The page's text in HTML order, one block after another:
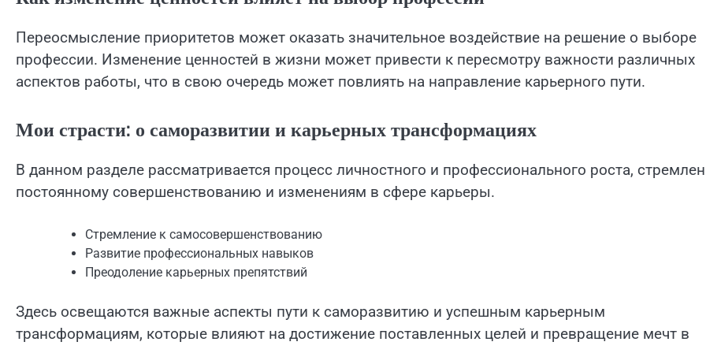
Переосмысление приоритетов может оказать значительное воздействие на решение о выборе
профессии. Изменение ценностей в жизни может привести к пересмотру важности различных
аспектов работы, что в свою очередь может повлиять на направление карьерного пути.
Мои страсти: о саморазвитии и карьерных трансформациях
В данном разделе рассматривается процесс личностного и профессионального роста,
постоянному совершенствованию и изменениям в сфере карьеры.
Стремление к самосовершенствованию
Развитие профессиональных навыков
Преодоление карьерных препятствий
Здесь освещаются важные аспекты пути к саморазвитию и успешным карьерным
трансформациям, которые влияют на достижение поставленных целей и превращение мечт в